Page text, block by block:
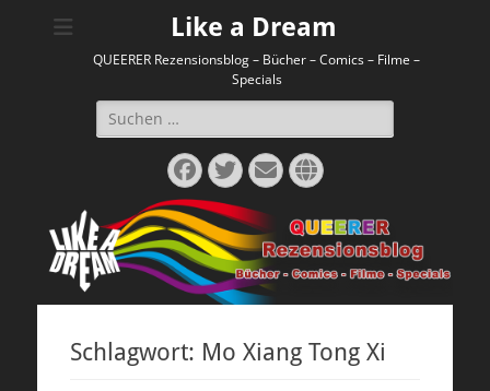
Like a Dream
QUEERER Rezensionsblog – Bücher – Comics – Filme –
Specials
Suchen
nach:
Facebook
Twitter
E-
Mail
Website
Schlagwort: Mo Xiang Tong Xi